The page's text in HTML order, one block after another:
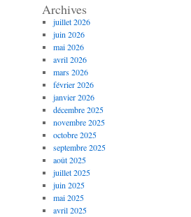
Archives
juillet 2026
juin 2026
mai 2026
avril 2026
mars 2026
février 2026
janvier 2026
décembre 2025
novembre 2025
octobre 2025
septembre 2025
août 2025
juillet 2025
juin 2025
mai 2025
avril 2025